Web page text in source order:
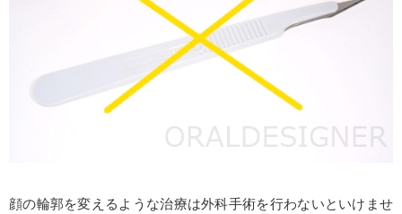
顔の輪郭を変えるような治療は外科手術を行わないといけませ